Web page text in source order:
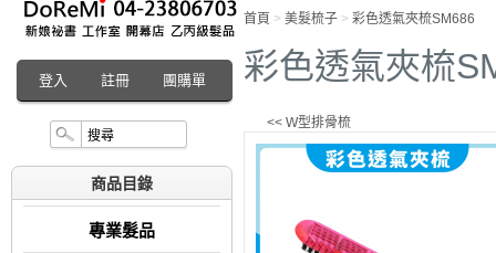
登入 註冊 團購單
商品目錄
專業髮品
首頁 > 美髮梳子 > 彩色透氣夾梳SM686
彩色透氣夾梳
<< W型排骨梳